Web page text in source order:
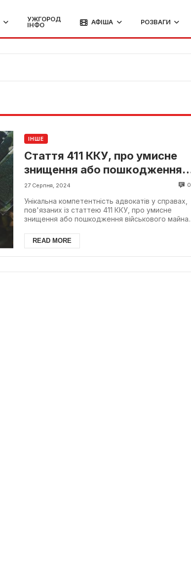
УЖГОРОД
ІНФО
АФІША РОЗВАГИ
ІНШЕ
Стаття 411 ККУ, про умисне
знищення або пошкодження
військового майна
27 Серпня, 2024 0
Унікальна компетентність адвокатів у справах,
пов'язаних із статтею 411 ККУ, про умисне
знищення або пошкодження військового майна,
READ MORE